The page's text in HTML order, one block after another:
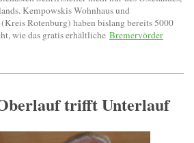
Kempowskis Wohnhaus und
(Kreis Rotenburg) haben bislang bereits 5000
wie das gratis erhältliche Bremervörder
trifft Unterlauf